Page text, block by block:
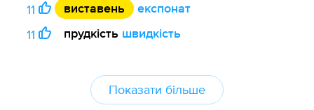
11
виставень
експонат
11
прудкість швидкість
Показати більше